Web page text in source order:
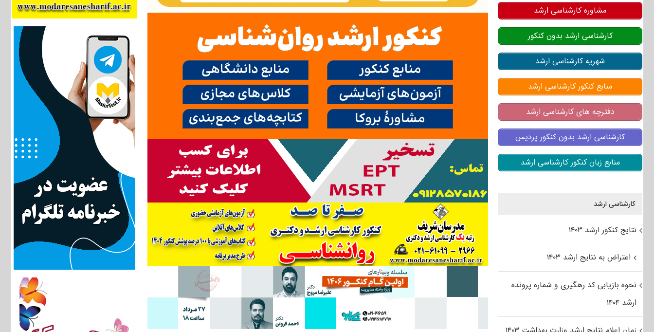
مشاوره کارشناسی ارشد
کارشناسی ارشد بدون کنکور
شهریه کارشناسی ارشد
منابع کنکور کارشناسی ارشد
دفترچه های کارشناسی ارشد
کارشناسی ارشد بدون کنکور پردیس
منابع زبان کنکور کارشناسی ارشد
کارشناسی ارشد
نتایج کنکور ارشد ۱۴۰۳
اعتراض به نتایج ارشد ۱۴۰۳
نحوه بازیابی کد رهگیری و شماره پرونده
ارشد ۱۴۰۴